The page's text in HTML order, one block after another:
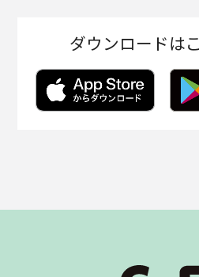
ダウンロードは